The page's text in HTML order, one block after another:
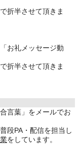
折半させて頂きま
お礼メッセージ動
折半させて頂きま
言葉」をメールでお
普段PA・配信を担当し
をしています。